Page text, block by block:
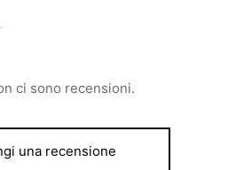
ci sono recensioni.
una recensione